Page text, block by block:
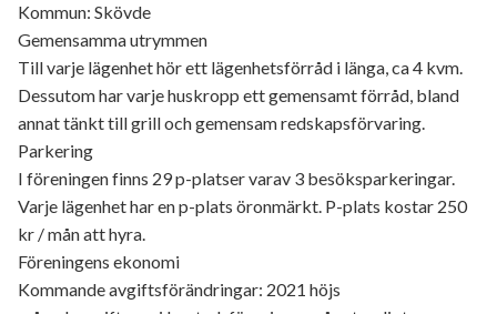
Kommun: Skövde
Gemensamma utrymmen
Till varje lägenhet hör ett lägenhetsförråd i länga, ca 4 kvm.
Dessutom har varje huskropp ett gemensamt förråd, bland
annat tänkt till grill och gemensam redskapsförvaring.
Parkering
I föreningen finns 29 p-platser varav 3 besöksparkeringar.
Varje lägenhet har en p-plats öronmärkt. P-plats kostar 250
kr / mån att hyra.
Föreningens ekonomi
Kommande avgiftsförändringar: 2021 höjs